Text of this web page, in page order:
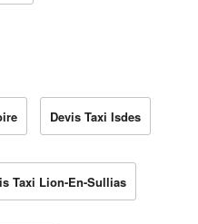
Devis Taxi Isdes
Taxi Lion-En-Sullias